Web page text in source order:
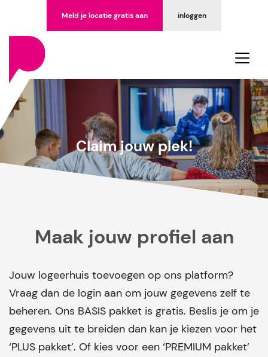
inloggen
Meld je locatie gratis aan
Claim jouw plek!
Maak jouw profiel aan
Jouw logeerhuis toevoegen op ons platform?
Vraag dan de login aan om jouw gegevens zelf te
beheren. Ons BASIS pakket is gratis. Beslis je om je
gegevens uit te breiden dan kan je kiezen voor het
‘PLUS pakket’. Of kies voor een ‘PREMIUM pakket’